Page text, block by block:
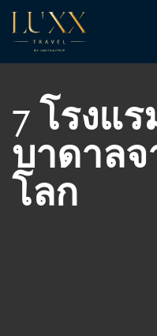
7 โรงแ
บาดาล
โลก